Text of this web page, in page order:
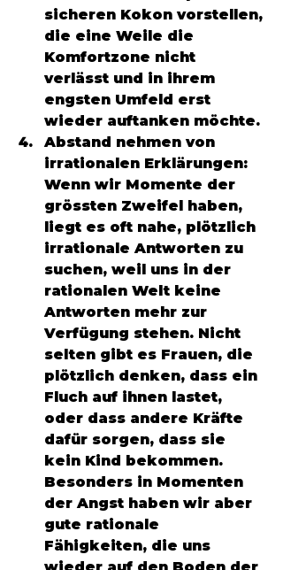
sicheren Kokon vorstellen,
die eine Weile die
Komfortzone nicht
verlässt und in ihrem
engsten Umfeld erst
wieder auftanken möchte.
Abstand nehmen von
irrationalen Erklärungen:
Wenn wir Momente der
grössten Zweifel haben,
liegt es oft nahe, plötzlich
irrationale Antworten zu
suchen, weil uns in der
rationalen Welt keine
Antworten mehr zur
Verfügung stehen. Nicht
selten gibt es Frauen, die
plötzlich denken, dass ein
Fluch auf ihnen lastet,
oder dass andere Kräfte
dafür sorgen, dass sie
kein Kind bekommen.
Besonders in Momenten
der Angst haben wir aber
gute rationale
Fähigkeiten, die uns